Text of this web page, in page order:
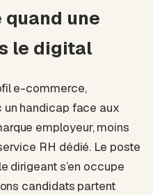
une
le digital
e-commerce,
handicap face aux
employeur, moins
RH dédié. Le poste
dirigeant s’en occupe
candidats partent